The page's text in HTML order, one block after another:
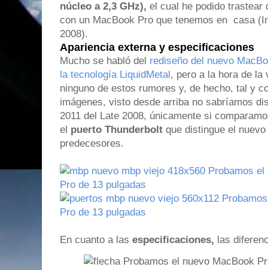
núcleo a 2,3 GHz), el cual he podido trastear
con un MacBook Pro que tenemos en casa
2008).
Apariencia externa y especificaciones
Mucho se habló del rediseño del nuevo
la tecnología LiquidMetal, pero a la hora de la
ninguno de estos rumores y, de hecho, tal y
imágenes, visto desde arriba no sabríamos
2011 del Late 2008, únicamente si
el puerto Thunderbolt que distingue el
predecesores.
En cuanto a las especificaciones, las